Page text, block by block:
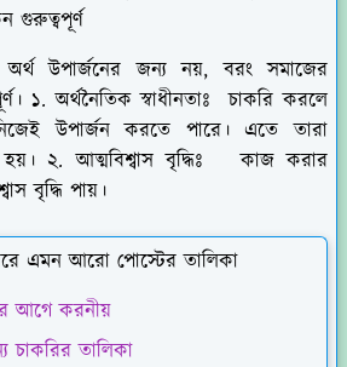
গুরুত্বপূর্ণ
অর্থ উপার্জনের জন্য নয়, বরং সমাজের
১. অর্থনৈতিক স্বাধীনতাঃ চাকরি করলে
উপার্জন করতে পারে। এতে তারা
হয়। ২. আত্মবিশ্বাস বৃদ্ধিঃ কাজ করার
বৃদ্ধি পায়।
এমন আরো পোস্টের তালিকা
আগে করনীয়
চাকরির তালিকা